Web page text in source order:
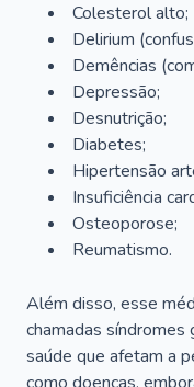
Colesterol alto;
Delirium
Demências
Depressão;
Desnutrição;
Diabetes;
Hipertensão
Insuficiência
Osteoporose;
Reumatismo.
Além disso, esse
chamadas síndromes
saúde que afetam a